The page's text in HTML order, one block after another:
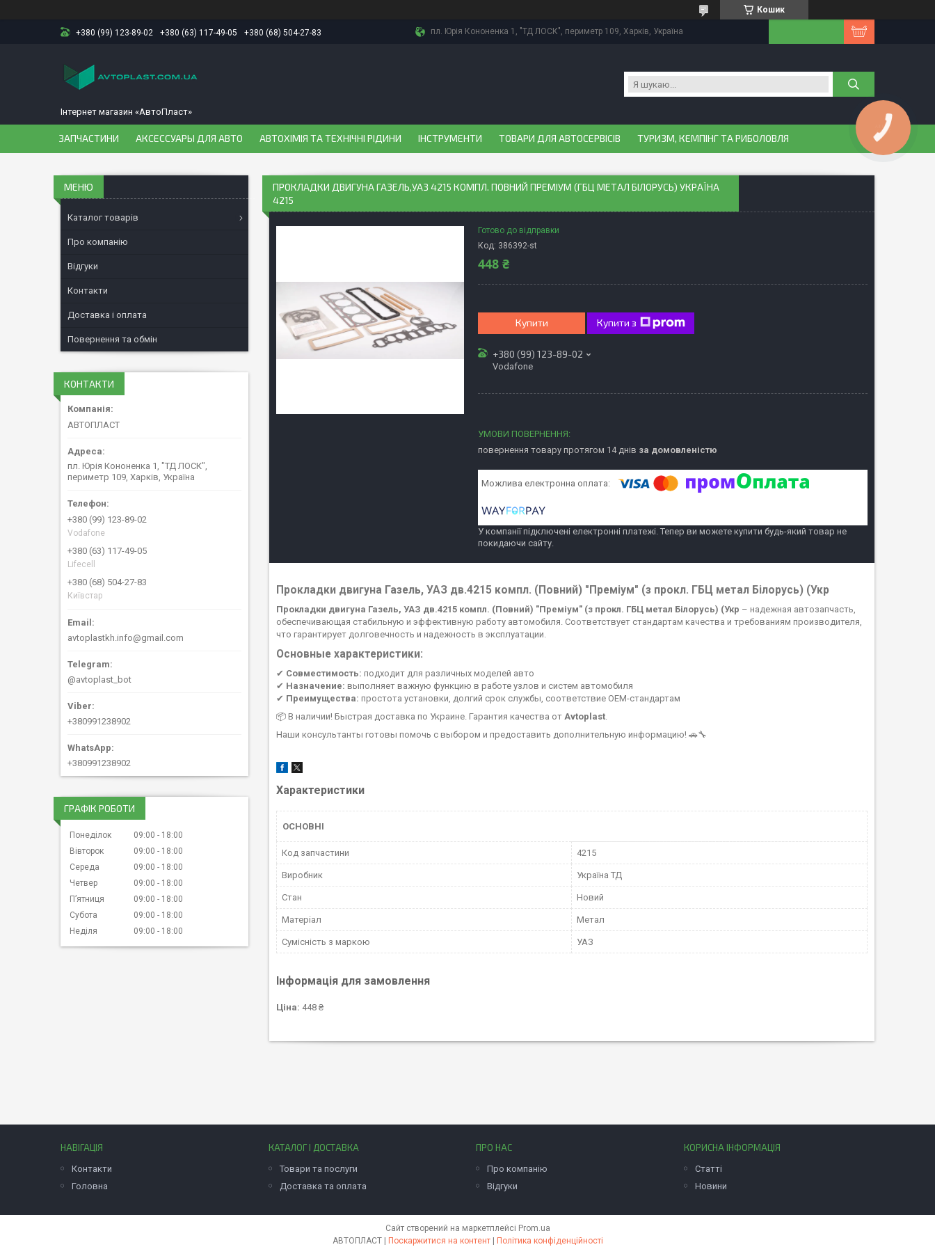
Кошик
+380 (99) 123-89-02 +380 (63) 117-49-05 +380 (68) 504-27-83 пл. Юрія Кононенка 1, "ТД ЛОСК", периметр 109, Харків, Україна
Інтернет магазин «АвтоПласт»
ЗАПЧАСТИНИ АКСЕССУАРЫ ДЛЯ АВТО АВТОХІМІЯ ТА ТЕХНІЧНІ РІДИНИ ІНСТРУМЕНТИ ТОВАРИ ДЛЯ АВТОСЕРВІСІВ ТУРИЗМ, КЕМПІНГ ТА РИБОЛОВЛЯ
ПРОКЛАДКИ ДВИГУНА ГАЗЕЛЬ,УАЗ 4215 КОМПЛ. ПОВНИЙ ПРЕМІУМ (ГБЦ МЕТАЛ БІЛОРУСЬ) УКРАЇНА
4215
Готово до відправки
Код: 386392-st
448 ₴
Купити Купити з
+380 (99) 123-89-02
Vodafone
повернення товару протягом 14 днів за домовленістю
У компанії підключені електронні платежі. Тепер ви можете купити будь-який товар не
покидаючи сайту.
Прокладки двигуна Газель, УАЗ дв.4215 компл. (Повний) "Преміум" (з прокл. ГБЦ метал Білорусь) (Укр
Прокладки двигуна Газель, УАЗ дв.4215 компл. (Повний) "Преміум" (з прокл. ГБЦ метал Білорусь) (Укр – надежная автозапчасть,
обеспечивающая стабильную и эффективную работу автомобиля. Соответствует стандартам качества и требованиям производителя,
что гарантирует долговечность и надежность в эксплуатации.
Основные характеристики:
✔ Совместимость: подходит для различных моделей авто
✔ Назначение: выполняет важную функцию в работе узлов и систем автомобиля
✔ Преимущества: простота установки, долгий срок службы, соответствие OEM-стандартам
📦 В наличии! Быстрая доставка по Украине. Гарантия качества от Avtoplast
Наши консультанты готовы помочь с выбором и предоставить дополнительную информацию! 🚗🔧
Характеристики
ОСНОВНІ
Код запчастини 4215
Виробник Україна ТД
Стан Новий
Матеріал Метал
Сумісність з маркою УАЗ
Інформація для замовлення
Ціна: 448 ₴
Каталог товарів
Про компанію
Відгуки
Контакти
Доставка і оплата
Повернення та обмін
КОНТАКТИ
АВТОПЛАСТ
пл. Юрія Кононенка 1, "ТД ЛОСК",
периметр 109, Харків, Україна
+380 (99) 123-89-02
Vodafone
+380 (63) 117-49-05
Lifecell
+380 (68) 504-27-83
Київстар
avtoplastkh.info@gmail.com
@avtoplast_bot
+380991238902
+380991238902
ГРАФІК РОБОТИ
Понеділок 09:00
18:00
Вівторок
09:00
18:00
Середа
09:00
18:00
Четвер
09:00
18:00
Пʼятниця
09:00
18:00
Субота
09:00
18:00
Неділя
09:00 18:00
НАВІГАЦІЯ
Контакти
Головна
КАТАЛОГ І ДОСТАВКА
Товари та послуги
Доставка та оплата
ПРО НАС
Про компанію
Відгуки
КОРИСНА ІНФОРМАЦІЯ
Статті
Новини
Сайт створений на маркетплейсі Prom.ua
АВТОПЛАСТ | Поскаржитися на контент | Політика конфіденційності
КНОПКА
ЗВ'ЯЗКУ